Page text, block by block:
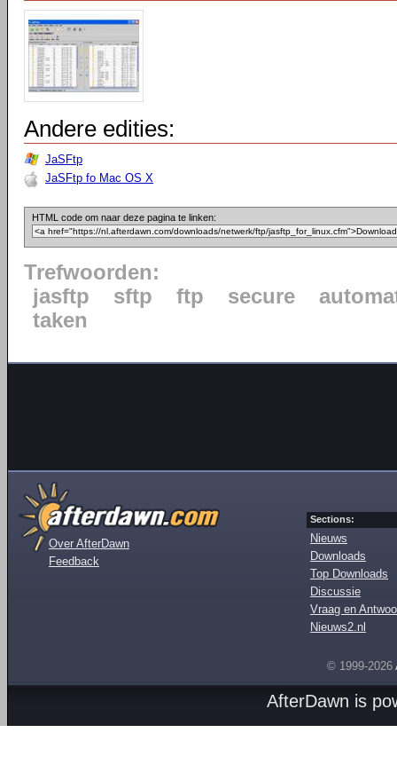
Andere edities:
JaSFtp
JaSFtp fo Mac OS X
HTML code om naar deze pagina te linken:
Trefwoorden:
jasftp
sftp ftp secure
taken
Over AfterDawn
Feedback
Sections:
Nieuws
Downloads
Top Downloads
Discussie
Vraag en
Nieuws2.nl
© 1999-2026
AfterDawn is